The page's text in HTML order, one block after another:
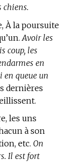
chiens.
À la poursuite
Avoir les
coup, les
en
en queue un
dernières
les uns
à son
etc. On
Il est fort